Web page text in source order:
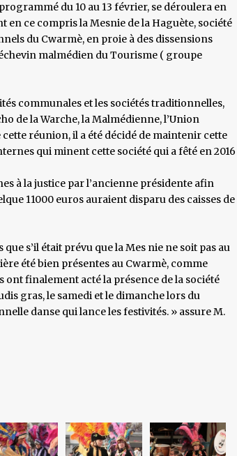
du 10 au 13 février, se déroulera en
en ce compris la Mesnie de la Haguète, société
du Cwarmè, en proie à des dissensions
malmédien du Tourisme ( groupe
communales et les sociétés traditionnelles,
de la Warche, la Malmédienne, l’Union
réunion, il a été décidé de maintenir cette
qui minent cette société qui a fêté en 2016
à la justice par l’ancienne présidente afin
11000 euros auraient disparu des caisses de
s’il était prévu que la Mes nie ne soit pas au
été bien présentes au Cwarmè, comme
ont finalement acté la présence de la société
gras, le samedi et le dimanche lors du
danse qui lance les festivités. » assure M.